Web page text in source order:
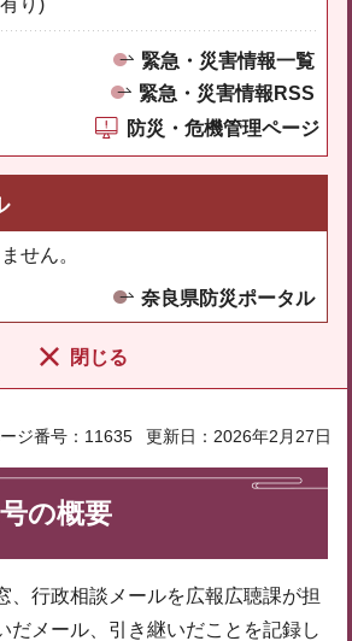
り)
緊急・災害情報一覧
緊急・災害情報RSS
防災・危機管理ページ
せん。
奈良県防災ポータル
閉じる
ジ番号：11635 更新日：2026年2月27日
の概要
行政相談メールを広報広聴課が担
だメール、引き継いだことを記録し